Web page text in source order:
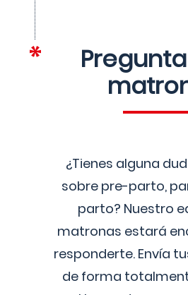
¿Tienes alguna
sobre pre-parto,
parto? Nuestro
matronas estará
responderte. Envía
de forma